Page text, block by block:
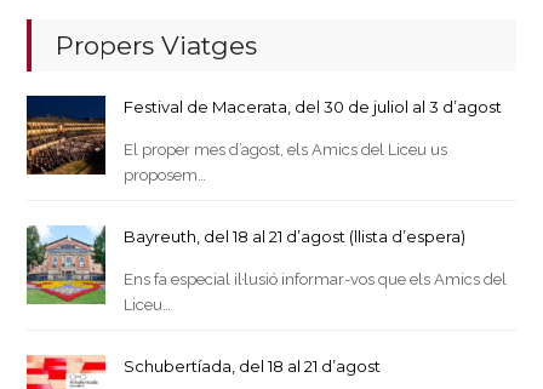
Propers Viatges
Festival de Macerata, del 30 de juliol al 3 d’agost
El proper mes d’agost, els Amics del Liceu us
proposem…
Bayreuth, del 18 al 21 d’agost (llista d’espera)
Ens fa especial il·lusió informar-vos que els Amics del
Liceu…
Schubertíada, del 18 al 21 d’agost